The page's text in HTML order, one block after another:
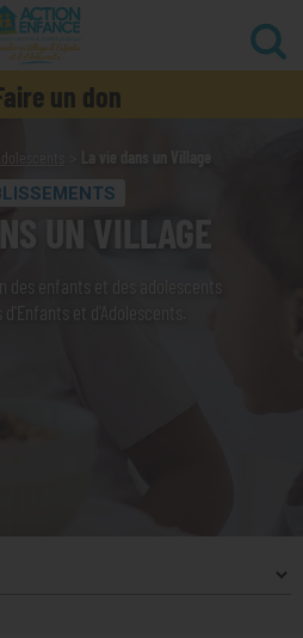
un don
UN VILLAGE
des enfants et des adolescents
et d'Adolescents.